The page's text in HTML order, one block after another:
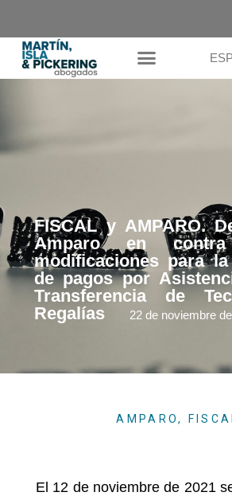
FISCAL y AMPARO.
Amparo en
modificaciones para
de pagos por
Transferencia de
Regalías
22 de noviembre
AMPARO,
El 12 de noviembre de 2021